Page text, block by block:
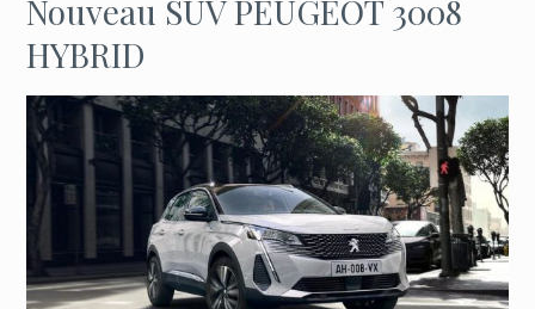
Nouveau SUV PEUGEOT 3008
HYBRID